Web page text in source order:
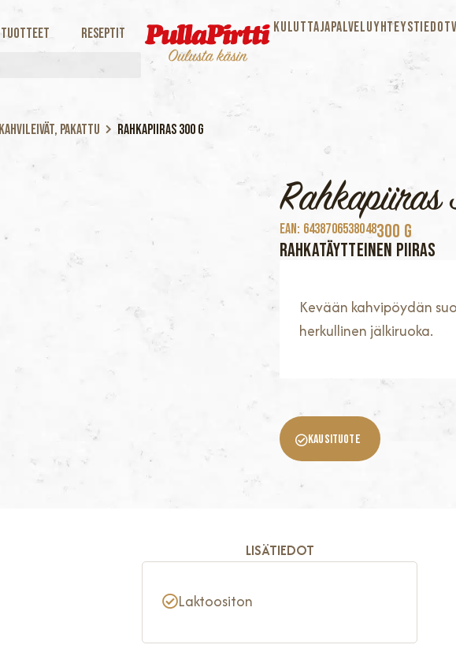
Tuotteet Reseptit KULUTTAJAPALVELUYHTEYSTIEDOT
Kahvileivät, Pakattu Rahkapiiras 300 g
EAN: 6438706538048300 G
RAHKATÄYTTEINEN PIIRAS
Kevään kahvipöydän
herkullinen jälkiruoka.
KAUSITUOTE
LISÄTIEDOT
Laktoositon